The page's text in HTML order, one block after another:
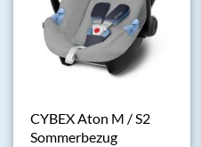
CYBEX Aton M / S2
Sommerbezug